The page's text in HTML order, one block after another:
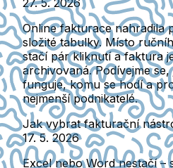
Online fakturace nahradila
složité tabulky. Místo
stačí pár kliknutí a faktura
archivovaná. Podívejme
funguje, komu se hodí a
nejmenší podnikatelé.
Jak vybrat fakturační
17. 5. 2026
Excel nebo Word nestačí –